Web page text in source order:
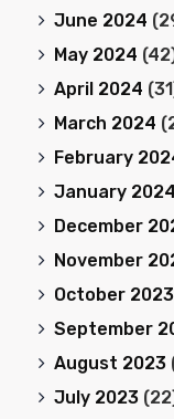
June 2024
May 2024
April 2024
March 2024
February
January 2024
December
November
October 2023
September
August 2023
July 2023